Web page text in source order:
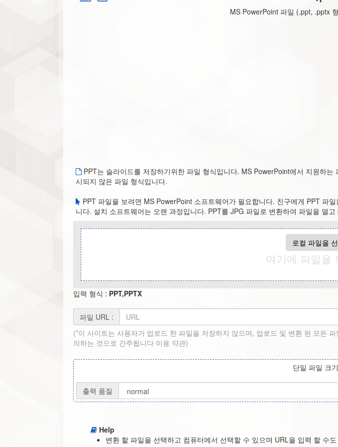
MS PowerPoint 파일 (.ppt, .pptx
PPT는 슬라이드를 저장하기위한 파일 형식입니다. MS PowerPoint에서 지원하
시되지 않은 파일 형식입니다.
PPT 파일을 보려면 MS PowerPoint 소프트웨어가 필요합니다. 친구에게 PPT 파
니다. 설치 소프트웨어는 오랜 과정입니다. PPT를 JPG 파일로 변환하여 파일을 열
로컬 파일을
여기에 파일을
입력 형식 : PPT,PPTX
파일 URL :
(*이 사이트는 사용자가 업로드 한 파일을 저장하지 않으며, 업로드 및 변환 된 모든
의하는 것으로 간주됩니다 이용 약관)
단일 파일 크
출력 품질
Help
변환 할 파일을 선택하고 컴퓨터에서 선택할 수 있으며 URL을 입력 할 수